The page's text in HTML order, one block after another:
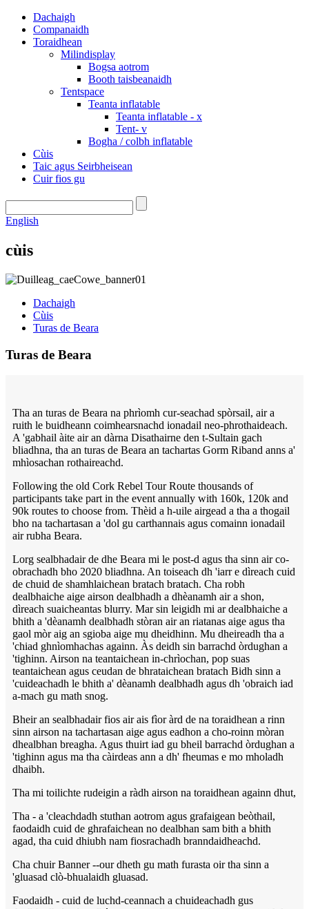
Dachaigh
Companaidh
Toraidhean
Milindisplay
Bogsa aotrom
Booth taisbeanaidh
Tentspace
Teanta inflatable
Teanta inflatable - x
Tent- v
Bogha / colbh inflatable
Cùis
Taic agus Seirbheisean
Cuir fios gu
English
cùis
Dachaigh
Cùis
Turas de Beara
Turas de Beara
Tha an turas de Beara na phrìomh cur-seachad spòrsail, air a
ruith le buidheann coimhearsnachd ionadail neo-phrothaideach.
A 'gabhail àite air an dàrna Disathairne den t-Sultain gach
bliadhna, tha an turas de Beara an tachartas Gorm Riband anns a'
mhìosachan rothaireachd.
Following the old Cork Rebel Tour Route thousands of
participants take part in the event annually with 160k, 120k and
90k routes to choose from. Thèid a h-uile airgead a tha a thogail
bho na tachartasan a 'dol gu carthannais agus comainn ionadail
air rubha Beara.
Lorg sealbhadair de dhe Beara mi le post-d agus tha sinn air co-
obrachadh bho 2020 bliadhna. An toiseach dh 'iarr e dìreach cuid
de chuid de shamhlaichean bratach bratach. Cha robh
dealbhaiche aige airson dealbhadh a dhèanamh air a shon,
dìreach suaicheantas blurry. Mar sin leigidh mi ar dealbhaiche a
bhith a 'dèanamh dealbhadh stòran air an riatanas aige agus tha
gaol mòr aig an sgioba aige mu dheidhinn. Mu dheireadh tha a
'chiad ghnìomhachas againn. Às deidh sin barrachd òrdughan a
'tighinn. Airson na teantaichean in-chrìochan, pop suas
teantaichean agus ceudan de bhrataichean bratach Bidh sinn a
'cuideachadh le bhith a' dèanamh dealbhadh agus dh 'obraich iad
a-mach gu math snog.
Bheir an sealbhadair fios air ais fìor àrd de na toraidhean a rinn
sinn airson na tachartasan aige agus eadhon a cho-roinn mòran
dhealbhan breagha. Agus thuirt iad gu bheil barrachd òrdughan a
'tighinn agus ma tha càirdeas ann a dh' fheumas e mo mholadh
dhaibh.
Tha mi toilichte rudeigin a ràdh airson na toraidhean againn dhut,
Tha - a 'cleachdadh stuthan aotrom agus grafaigean beòthail,
faodaidh cuid de ghrafaichean no dealbhan sam bith a bhith
agad, tha cuid dhiubh nam fiosrachadh branndaidheachd.
Cha chuir Banner --our dheth gu math furasta oir tha sinn a
'gluasad clò-bhualaidh gluasad.
Faodaidh - cuid de luchd-ceannach a chuideachadh gus